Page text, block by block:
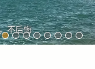
不后悔